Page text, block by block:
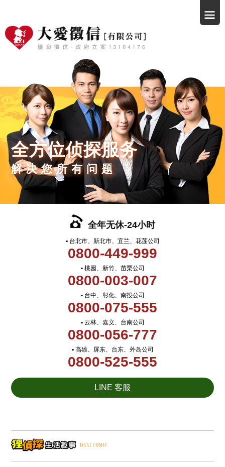
全方位侦探服务
解决您所有问题
全年无休-24小时
▪ 台北市、新北市、宜兰、花莲公司
0800-449-999
▪ 桃园、新竹、苗栗公司
0800-003-007
▪ 台中、彰化、南投公司
0800-075-555
▪ 云林、嘉义、台南公司
0800-056-777
▪ 高雄、屏东、台东、外岛公司
0800-525-555
LINE 客服